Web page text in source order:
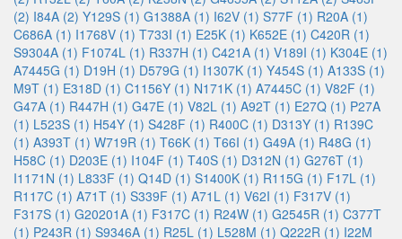
(2) I84A (2) Y129S (1) G1388A (1) I62V (1) S77F (1) R20A (1)
C686A (1) I1768V (1) T733I (1) E25K (1) K652E (1) C420R (1)
S9304A (1) F1074L (1) R337H (1) C421A (1) V189I (1) K304E (1)
A7445G (1) D19H (1) D579G (1) I1307K (1) Y454S (1) A133S (1)
M9T (1) E318D (1) C1156Y (1) N171K (1) A7445C (1) V82F (1)
G47A (1) R447H (1) G47E (1) V82L (1) A92T (1) E27Q (1) P27A
(1) L523S (1) H54Y (1) S428F (1) R400C (1) D313Y (1) R139C
(1) A393T (1) W719R (1) T66K (1) T66I (1) G49A (1) R48G (1)
H58C (1) D203E (1) I104F (1) T40S (1) D312N (1) G276T (1)
I1171N (1) L833F (1) Q14D (1) S1400K (1) R115G (1) F17L (1)
R117C (1) A71T (1) S339F (1) A71L (1) V62I (1) F317V (1)
F317S (1) G20201A (1) F317C (1) R24W (1) G2545R (1) C377T
(1) P243R (1) S9346A (1) R25L (1) L528M (1) Q222R (1) I22M